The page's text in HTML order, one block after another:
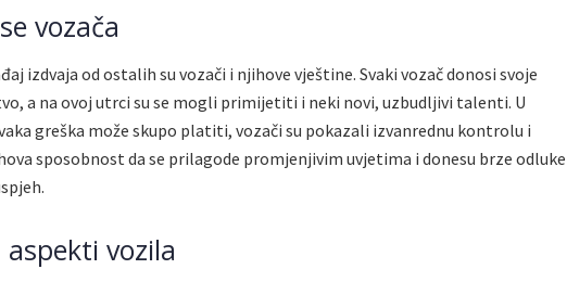
vozača
izdvaja od ostalih su vozači i njihove vještine. Svaki vozač donosi svoje
a na ovoj utrci su se mogli primijetiti i neki novi, uzbudljivi talenti. U
greška može skupo platiti, vozači su pokazali izvanrednu kontrolu i
sposobnost da se prilagode promjenjivim uvjetima i donesu brze odluke
vozila